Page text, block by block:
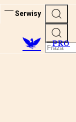
Serwisy
PRO